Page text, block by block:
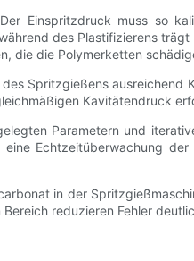
Einspritzdruck muss
des Plastifizierens
die die Polymerketten
Spritzgießens
Kavitätendruck
Parametern und
Echtzeitüberwachung
in der
reduzieren Fehler